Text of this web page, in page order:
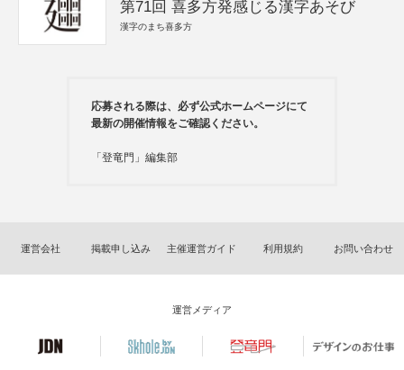
第71回 喜多方発感じる漢字あそび
漢字のまち喜多方
応募される際は、必ず公式ホームページにて
最新の開催情報をご確認ください。
「登竜門」編集部
運営会社 掲載申し込み 主催運営ガイド 利用規約 お問い合わせ
運営メディア